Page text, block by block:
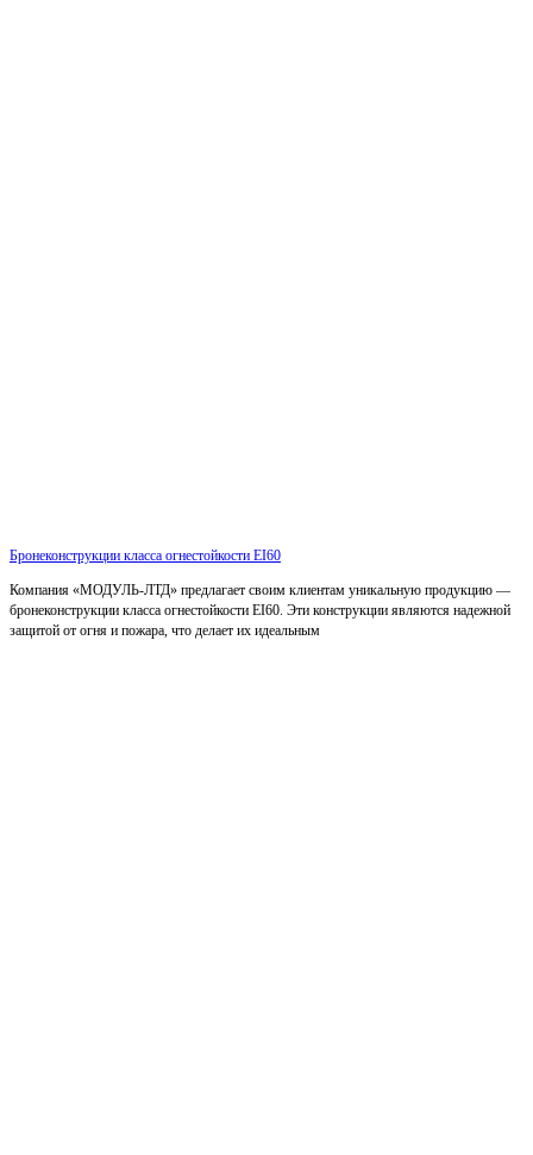
Бронеконструкции класса огнестойкости EI60
Компания «МОДУЛЬ-ЛТД» предлагает своим клиентам уникальную продукцию —
бронеконструкции класса огнестойкости EI60. Эти конструкции являются надежной
защитой от огня и пожара, что делает их идеальным